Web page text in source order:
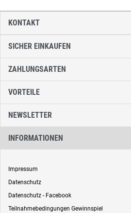
SICHER EINKAUFEN
ZAHLUNGSARTEN
VORTEILE
NEWSLETTER
INFORMATIONEN
Impressum
Datenschutz
Datenschutz - Facebook
Teilnahmebedingungen Gewinnspiel
KONTAKT